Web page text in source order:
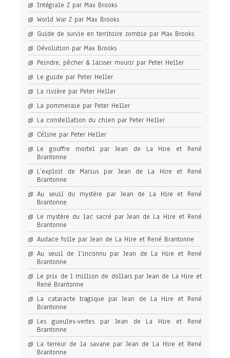
Intégrale Z par Max Brooks
World War Z par Max Brooks
Guide de survie en territoire zombie par Max Brooks
Dévolution par Max Brooks
Peindre, pêcher & laisser mourir par Peter Heller
Le guide par Peter Heller
La rivière par Peter Heller
La pommeraie par Peter Heller
La constellation du chien par Peter Heller
Céline par Peter Heller
Le gouffre mortel par Jean de La Hire et René
Brantonne
L’exploit de Marius par Jean de La Hire et René
Brantonne
Au seuil du mystère par Jean de La Hire et René
Brantonne
Le mystère du lac sacré par Jean de La Hire et René
Brantonne
Audace folle par Jean de La Hire et René Brantonne
Au seuil de l’inconnu par Jean de La Hire et René
Brantonne
Le prix de 1 million de dollars par Jean de La Hire et
René Brantonne
La cataracte tragique par Jean de La Hire et René
Brantonne
Les gueules-vertes par Jean de La Hire et René
Brantonne
La terreur de la savane par Jean de La Hire et René
Brantonne